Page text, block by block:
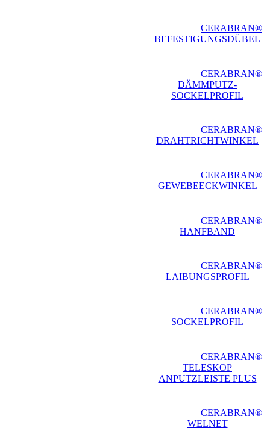
CERABRAN®
BEFESTIGUNGSDÜBEL
CERABRAN®
DÄMMPUTZ-
SOCKELPROFIL
CERABRAN®
DRAHTRICHTWINKEL
CERABRAN®
GEWEBEECKWINKEL
CERABRAN®
HANFBAND
CERABRAN®
LAIBUNGSPROFIL
CERABRAN®
SOCKELPROFIL
CERABRAN®
TELESKOP
ANPUTZLEISTE PLUS
CERABRAN®
WELNET